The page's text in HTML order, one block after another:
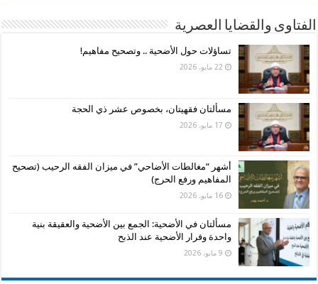
الفتاوى والقضايا العصرية
تساؤلات حول الأضحية .. وتصحيح مفاهيم!
22 مايو، 2026
مسألتان فقهيتان، بخصوص عشر ذي الحجة
17 مايو، 2026
أشهر “مغالطات الأضاحي” في ميزان الفقه الرحيب (تصحيح
المفاهيم ورفع الحرج)
16 مايو، 2026
مسألتان في الأضحية: الجمع بين الأضحية والعقيقة بنية
واحدة وفرار الأضحية عند الذبح
9 مايو، 2026